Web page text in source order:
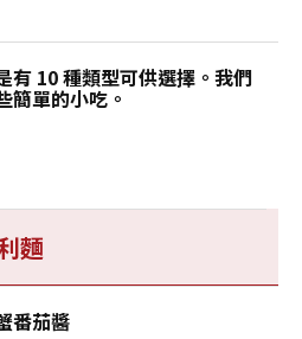
有 10 種類型可供選擇。我們
簡單的小吃。
麵
番茄醬